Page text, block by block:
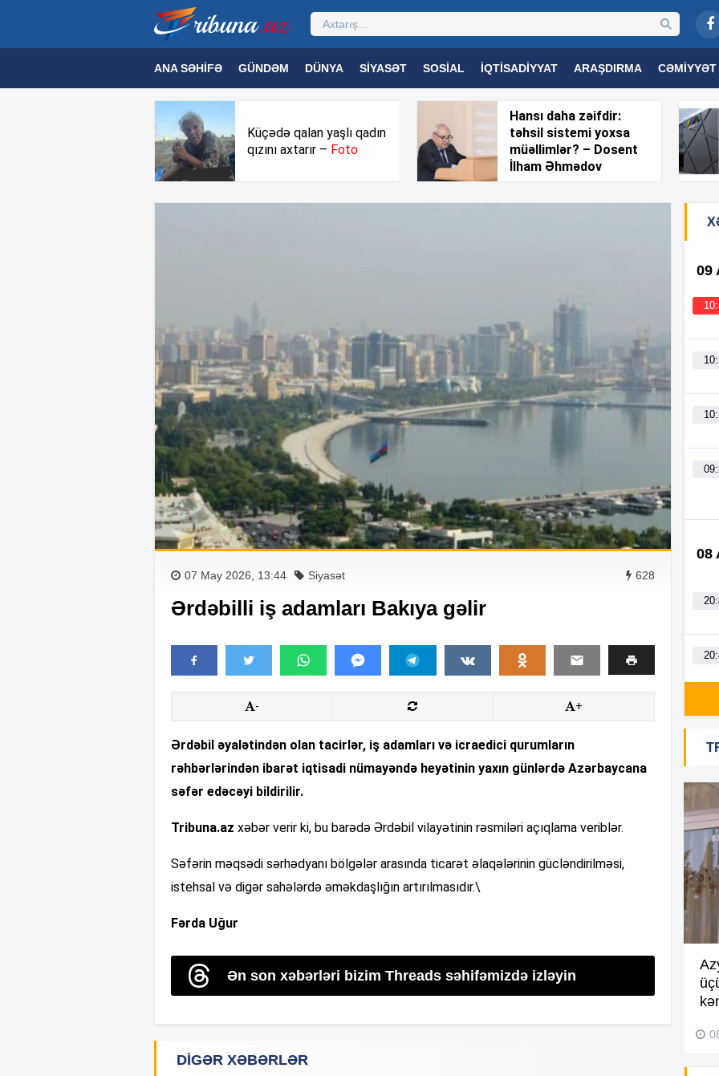
ANA SƏHIFƏ GÜNDƏM DÜNYA SIYASƏT SOSIAL İQTISADIYYAT ARAŞDIRMA CƏMIYYƏT
MƏDƏNIYYƏT SAĞLAMLIQ MARAQLI TRIBUNA TV
Küçədə qalan yaşlı qadın
qızını axtarır – Foto
Hansı daha zəifdir:
təhsil sistemi yoxsa
müəllimlər? – Dosent
İlham Əhmədov
07 May 2026, 13:44 Siyasət 628
Ərdəbilli iş adamları Bakıya gəlir
- +
Ərdəbil əyalətindən olan tacirlər, iş adamları və icraedici qurumların
rəhbərlərindən ibarət iqtisadi nümayəndə heyətinin yaxın günlərdə Azərbaycana
səfər edəcəyi bildirilir.
Tribuna.az xəbər verir ki, bu barədə Ərdəbil vilayətinin rəsmiləri açıqlama veriblər.
Səfərin məqsədi sərhədyanı bölgələr arasında ticarət əlaqələrinin gücləndirilməsi,
istehsal və digər sahələrdə əməkdaşlığın artırılmasıdır.\
Fərda Uğur
Ən son xəbərləri bizim Threads səhifəmizdə izləyin
DIGƏR XƏBƏRLƏR
09
08
acınacaqlı durumda –